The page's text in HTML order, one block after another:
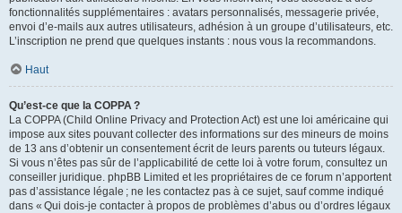
fonctionnalités supplémentaires : avatars personnalisés, messagerie privée,
envoi d’e-mails aux autres utilisateurs, adhésion à un groupe d’utilisateurs, etc.
L’inscription ne prend que quelques instants : nous vous la recommandons.
Haut
Qu’est-ce que la COPPA ?
La COPPA (Child Online Privacy and Protection Act) est une loi américaine qui
impose aux sites pouvant collecter des informations sur des mineurs de moins
de 13 ans d’obtenir un consentement écrit de leurs parents ou tuteurs légaux.
Si vous n’êtes pas sûr de l’applicabilité de cette loi à votre forum, consultez un
conseiller juridique. phpBB Limited et les propriétaires de ce forum n’apportent
pas d’assistance légale ; ne les contactez pas à ce sujet, sauf comme indiqué
dans « Qui dois-je contacter à propos de problèmes d’abus ou d’ordres légaux